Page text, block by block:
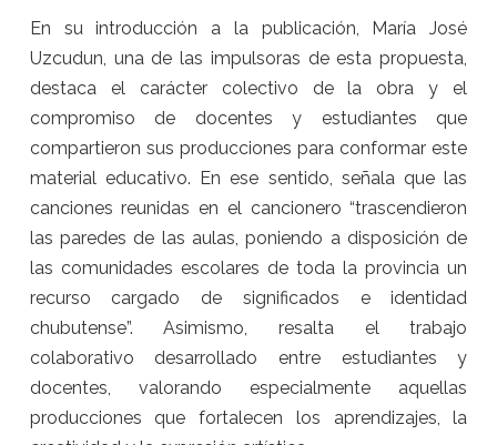
En su introducción a la publicación, María José
Uzcudun, una de las impulsoras de esta propuesta,
destaca el carácter colectivo de la obra y el
compromiso de docentes y estudiantes que
compartieron sus producciones para conformar este
material educativo. En ese sentido, señala que las
canciones reunidas en el cancionero “trascendieron
las paredes de las aulas, poniendo a disposición de
las comunidades escolares de toda la provincia un
recurso cargado de significados e identidad
chubutense”. Asimismo, resalta el trabajo
colaborativo desarrollado entre estudiantes y
docentes, valorando especialmente aquellas
producciones que fortalecen los aprendizajes, la